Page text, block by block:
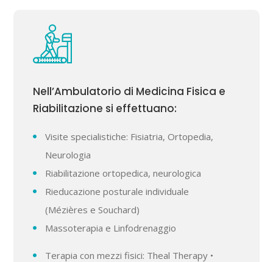
Nell’Ambulatorio di Medicina Fisica e
Riabilitazione si effettuano:
Visite specialistiche: Fisiatria, Ortopedia,
Neurologia
Riabilitazione ortopedica, neurologica
Rieducazione posturale individuale
(Mézières e Souchard)
Massoterapia e Linfodrenaggio
Terapia con mezzi fisici: Theal Therapy •